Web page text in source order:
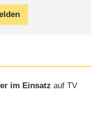
im Einsatz auf TV